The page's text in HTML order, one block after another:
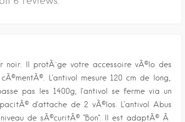
noir. Il protÃ¨ge votre accessoire vÃ©lo des
L'antivol mesure 120 cm de long,.
pas les 1400g, l'antivol se ferme via un
d'attache de 2 vÃ©los. L'antivol Abus
de sÃ©curitÃ© "Bon". Il est adaptÃ© Ã